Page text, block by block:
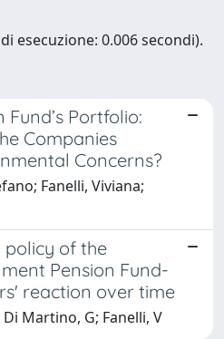
esecuzione: 0.006 secondi).
Portfolio:
Companies
Concerns?
Fanelli, Viviana;
of the
Pension Fund-
reaction over time
Martino, G; Fanelli, V